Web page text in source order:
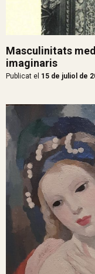
Masculinitats
imaginaris
Publicat el 15 de juliol de